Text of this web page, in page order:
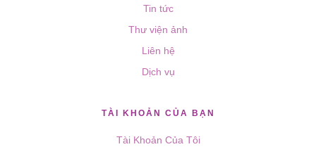
Tin tức
Thư viện ảnh
Liên hệ
Dịch vụ
TÀI KHOẢN CỦA BẠN
Tài Khoản Của Tôi